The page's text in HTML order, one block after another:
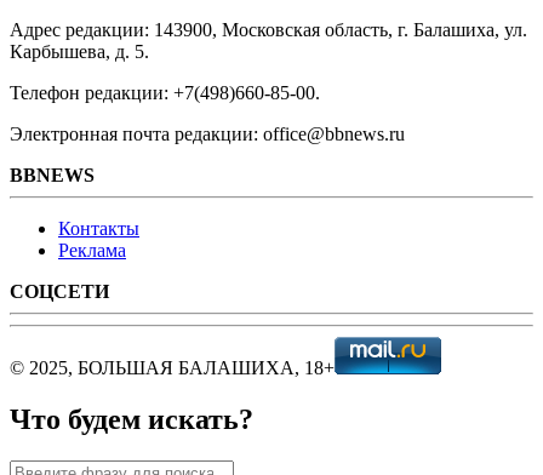
Адрес редакции: 143900, Московская область, г. Балашиха, ул.
Карбышева, д. 5.
Телефон редакции: +7(498)660-85-00.
Электронная почта редакции: office@bbnews.ru
BBNEWS
Контакты
Реклама
СОЦСЕТИ
© 2025, БОЛЬШАЯ БАЛАШИХА, 18+
Что будем искать?